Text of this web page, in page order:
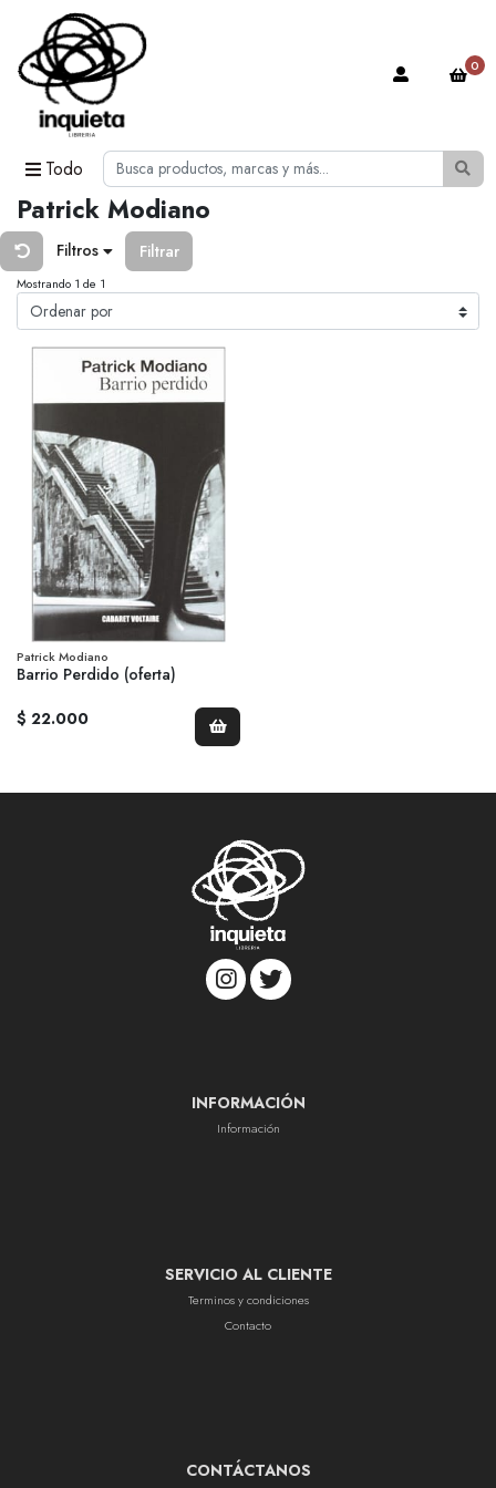
Todo
0
Patrick Modiano
Filtros Filtrar
Mostrando 1 de 1
Patrick Modiano
Barrio Perdido (oferta)
$ 22.000
INFORMACIÓN
Información
SERVICIO AL CLIENTE
Terminos y condiciones
Contacto
CONTÁCTANOS